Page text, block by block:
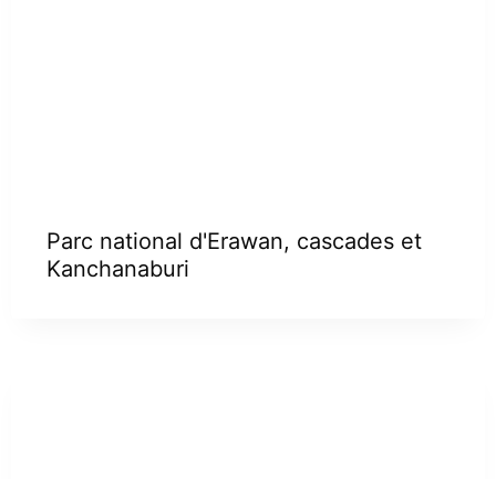
Parc national d'Erawan, cascades et
Kanchanaburi